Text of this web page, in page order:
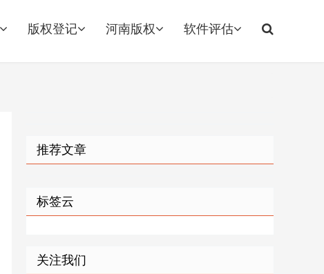
版权登记 河南版权 软件评估
推荐文章
标签云
关注我们